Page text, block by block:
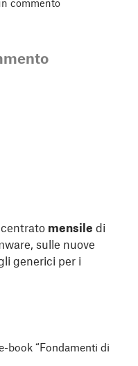
commento
mensile di
sulle nuove
generici per i
book “Fondamenti di